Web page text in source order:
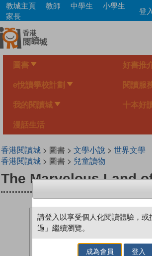
Skip
main
content
教城主頁 教師 中學生
小學生
家長
登
圖書 好書推
e悅讀學校計劃 閱讀服
我的閱讀城 十本好
漫話生活
香港閱讀城> 圖書 > 文學小說 > 世界文學
香港閱讀城> 圖書 > 兒童讀物
The Marvelous Land
請登入以享受個人化閱讀體驗，或
過」繼續瀏覽。
成為會員 登入